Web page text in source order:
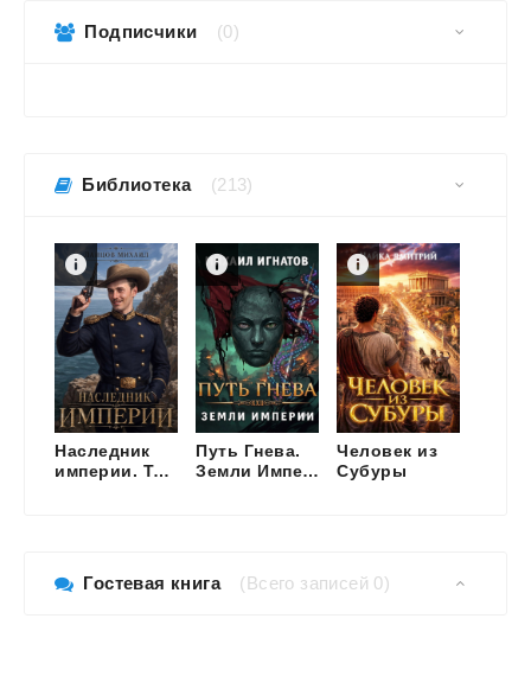
Библиотека (213)
Наследник
империи. Том 1
Путь Гнева.
Земли Империи
Человек из
Субуры
Гостевая книга (Всего записей 0)
Подписчики (0)